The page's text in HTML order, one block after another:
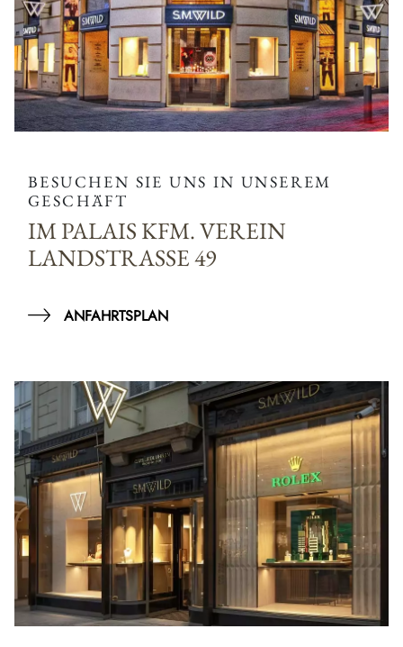
BESUCHEN SIE UNS IN UNSEREM
GESCHÄFT
IM PALAIS KFM. VEREIN
LANDSTRASSE 49
ANFAHRTSPLAN